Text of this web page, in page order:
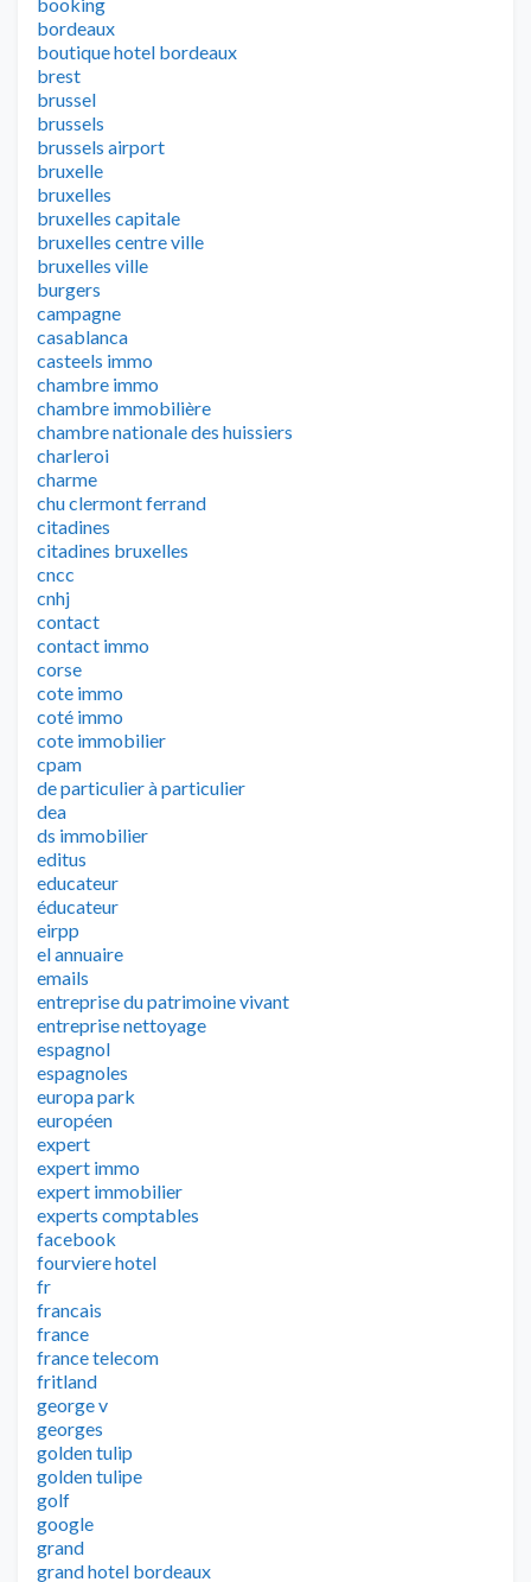
bordeaux
boutique hotel bordeaux
brest
brussel
brussels
brussels airport
bruxelle
bruxelles
bruxelles capitale
bruxelles centre ville
bruxelles ville
burgers
campagne
casablanca
casteels immo
chambre immo
chambre immobilière
chambre nationale des huissiers
charleroi
charme
chu clermont ferrand
citadines
citadines bruxelles
cncc
cnhj
contact
contact immo
corse
cote immo
coté immo
cote immobilier
cpam
de particulier à particulier
dea
ds immobilier
editus
educateur
éducateur
eirpp
el annuaire
emails
entreprise du patrimoine vivant
entreprise nettoyage
espagnol
espagnoles
europa park
européen
expert
expert immo
expert immobilier
experts comptables
facebook
fourviere hotel
fr
francais
france
france telecom
fritland
george v
georges
golden tulip
golden tulipe
golf
google
grand
grand hotel bordeaux